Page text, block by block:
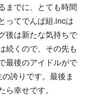
までに、とても時間
ってでんぱ組.incは
後は新たな気持ちで
続くので、その先も
最後のアイドルがで
誇りです。最後ま
幸せです。